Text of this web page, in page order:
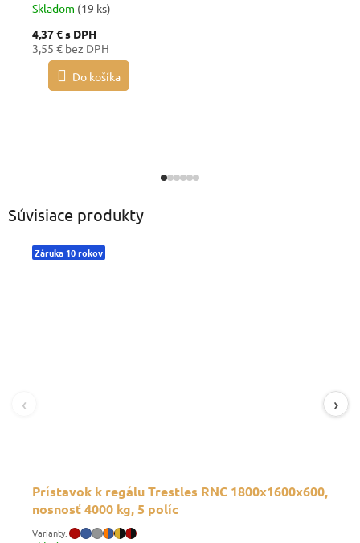
Skladom (19 ks)
4,37 €s DPH
3,55 € bez DPH
Do košíka
Súvisiace produkty
Záruka 10 rokov
Prístavok k regálu Trestles RNC 1800x1600x600,
nosnosť 4000 kg, 5 políc
‹ ›